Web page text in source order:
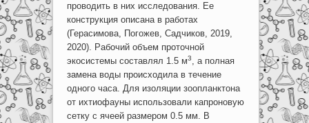
проводить в них исследования. Ее
конструкция описана в работах
(Герасимова, Погожев, Садчиков, 2019,
2020). Рабочий объем проточной
экосистемы составлял 1.5 м3, а полная
замена воды происходила в течение
одного часа. Для изоляции зоопланктона
от ихтиофауны использовали капроновую
сетку с ячеей размером 0.5 мм. В